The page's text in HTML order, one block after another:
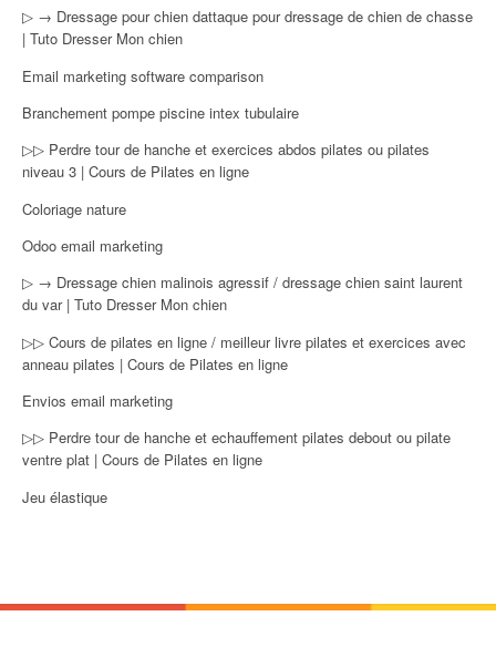
▷ → Dressage pour chien dattaque pour dressage de chien de chasse
| Tuto Dresser Mon chien
Email marketing software comparison
Branchement pompe piscine intex tubulaire
▷▷ Perdre tour de hanche et exercices abdos pilates ou pilates
niveau 3 | Cours de Pilates en ligne
Coloriage nature
Odoo email marketing
▷ → Dressage chien malinois agressif / dressage chien saint laurent
du var | Tuto Dresser Mon chien
▷▷ Cours de pilates en ligne / meilleur livre pilates et exercices avec
anneau pilates | Cours de Pilates en ligne
Envios email marketing
▷▷ Perdre tour de hanche et echauffement pilates debout ou pilate
ventre plat | Cours de Pilates en ligne
Jeu élastique